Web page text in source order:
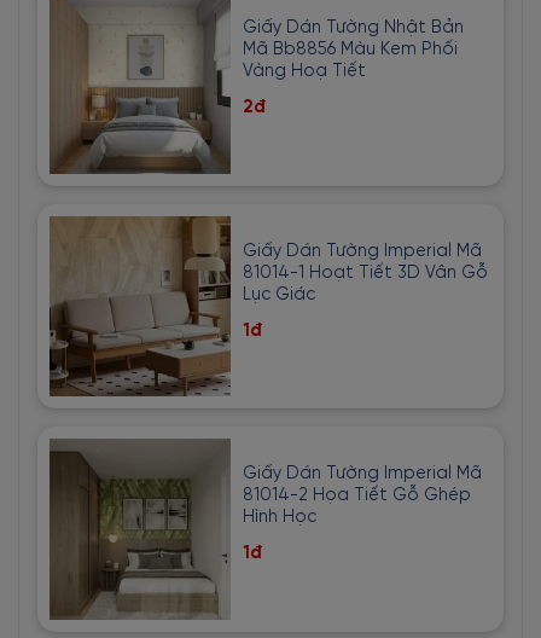
Giấy Dán Tường Nhật Bản
Mã Bb8856 Màu Kem Phối
Vàng Hoạ Tiết
2đ
Giấy Dán Tường Imperial Mã
81014-1 Hoạt Tiết 3D Vân Gỗ
Lục Giác
1đ
Giấy Dán Tường Imperial Mã
81014-2 Họa Tiết Gỗ Ghép
Hình Học
1đ